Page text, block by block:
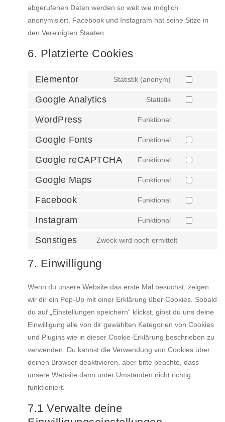
abgerufenen Daten werden so weit wie möglich
anonymisiert. Facebook und Instagram hat seine Sitze in
den Vereinigten Staaten
6. Platzierte Cookies
Elementor Statistik (anonym)
Google Analytics Statistik
WordPress Funktional
Google Fonts Funktional
Google reCAPTCHA Funktional
Google Maps Funktional
Facebook Funktional
Instagram Funktional
Sonstiges Zweck wird noch ermittelt
7. Einwilligung
Wenn du unsere Website das erste Mal besuchst, zeigen
wir dir ein Pop-Up mit einer Erklärung über Cookies. Sobald
du auf „Einstellungen speichern“ klickst, gibst du uns deine
Einwilligung alle von dir gewählten Kategorien von Cookies
und Plugins wie in dieser Cookie-Erklärung beschrieben zu
verwenden. Du kannst die Verwendung von Cookies über
deinen Browser deaktivieren, aber bitte beachte, dass
unsere Website dann unter Umständen nicht richtig
funktioniert.
7.1 Verwalte deine